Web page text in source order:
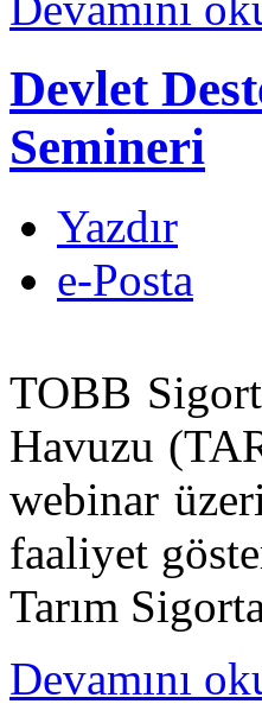
Devlet
Semineri
Yazdır
e-Posta
TOBB
Havuzu
webinar
faaliyet
Tarım
Devamını